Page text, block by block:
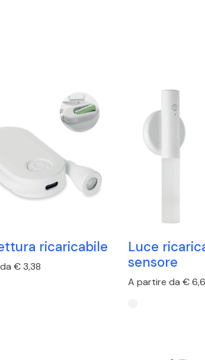
ricaricabile
€ 3,38
Luce
sensore
A partire da €